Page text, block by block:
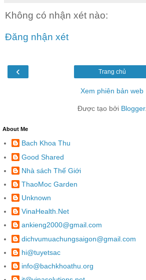
Không có nhận xét nào:
Đăng nhận xét
‹ Trang chủ
Xem phiên bản web
Được tạo bởi Blogger.
About Me
Bach Khoa Thu
Good Shared
Nhà sách Thế Giới
ThaoMoc Garden
Unknown
VinaHealth.Net
ankieng2000@gmail.com
dichvumuachungsaigon@gmail.com
hi@tuyetsac
info@bachkhoathu.org